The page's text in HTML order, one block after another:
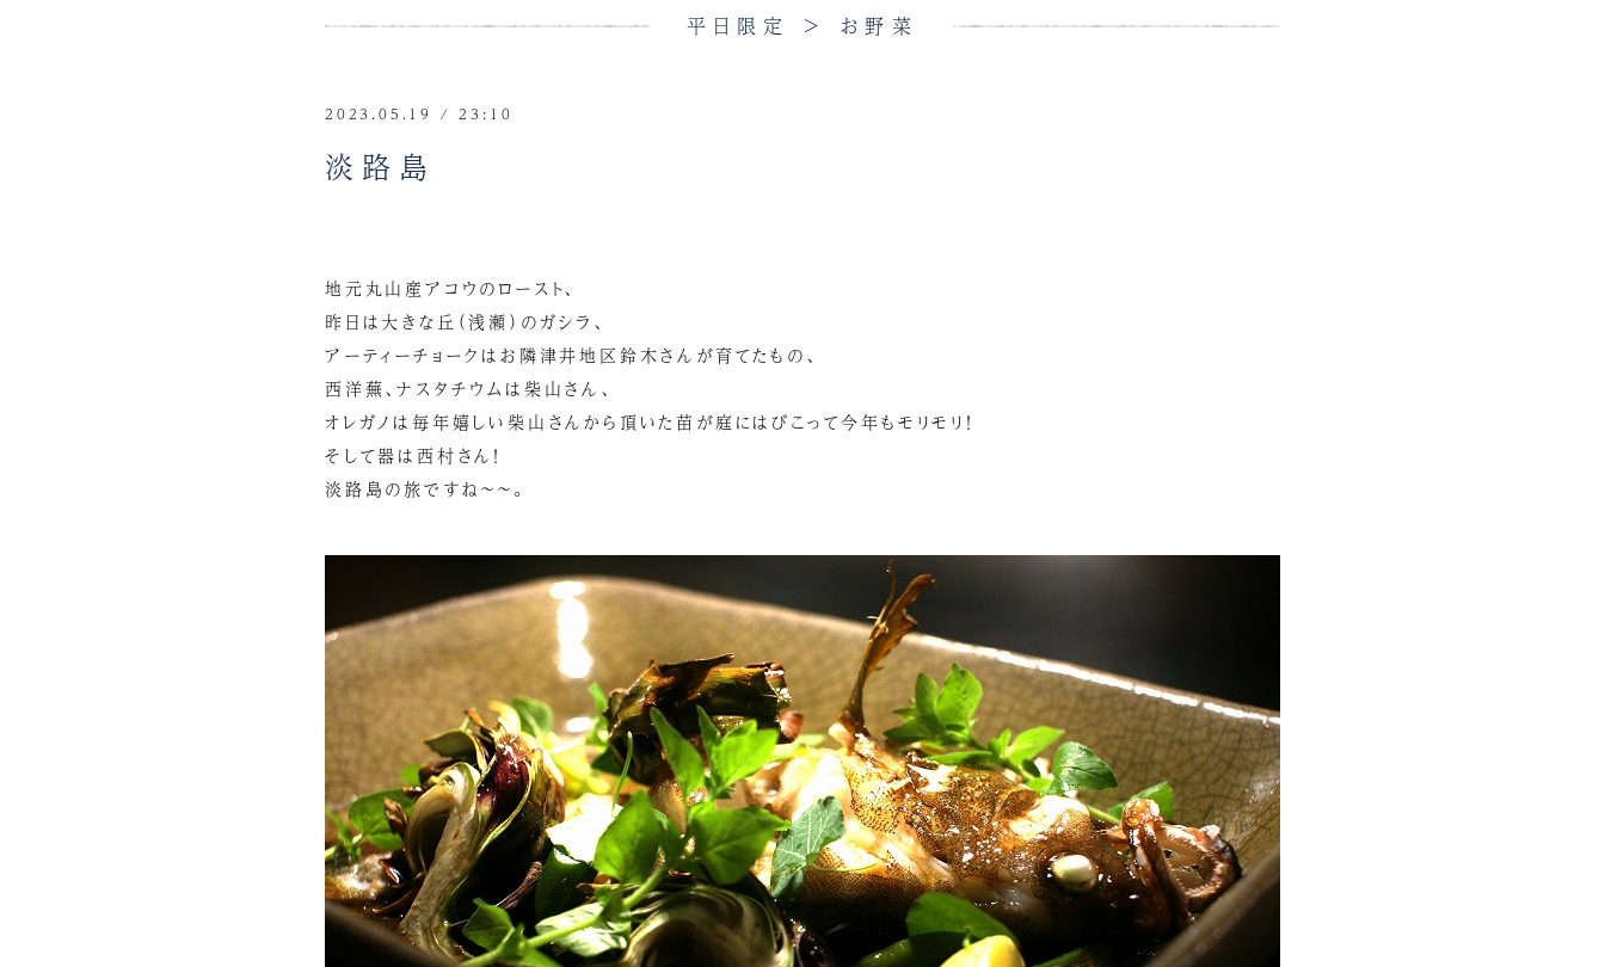
平日限定 > お野菜
2023.05.19 / 23:10
淡路島
地元丸山産アコウのロースト、
昨日は大きな丘（浅瀬）のガシラ、
アーティーチョークはお隣津井地区鈴木さんが育てたもの、
西洋蕪、ナスタチウムは柴山さん、
オレガノは毎年嬉しい柴山さんから頂いた苗が庭にはびこって今年もモリモリ！
そして器は西村さん！
淡路島の旅ですね～～。